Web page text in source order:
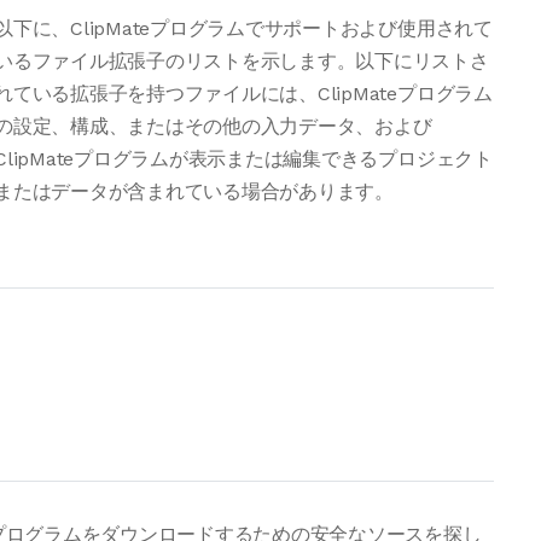
下に、ClipMateプログラムでサポートおよび使用されて
るファイル拡張子のリストを示します。以下にリストさ
ている拡張子を持つファイルには、ClipMateプログラム
設定、構成、またはその他の入力データ、および
プログラムが表示または編集できるプロジェクト
たはデータが含まれている場合があります。
グラムをダウンロードするための安全なソースを探し